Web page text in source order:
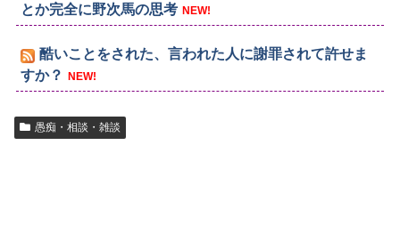
とか完全に野次馬の思考 NEW!
酷いことをされた、言われた人に謝罪されて許せま
すか？ NEW!
愚痴・相談・雑談